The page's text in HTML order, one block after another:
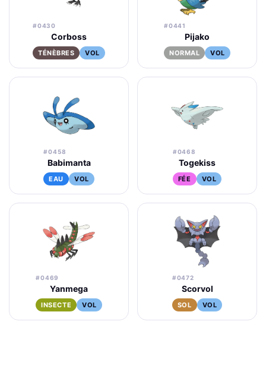
#0430
Corboss
TÉNÈBRES VOL
#0441
Pijako
NORMAL VOL
#0458
Babimanta
EAU VOL
#0468
Togekiss
FÉE VOL
#0469
Yanmega
INSECTE VOL
#0472
Scorvol
SOL VOL